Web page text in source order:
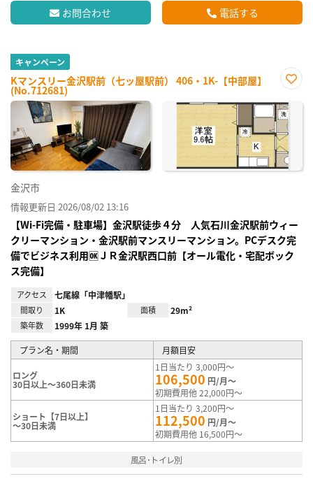
お問合わせ 電話する
キャンペーン
Kマンスリー金沢駅前（七ッ屋駅前） 406・1K-【中部屋】
(No.712681)
に入
り登
録
金沢市
情報更新日 2026/08/02 13:16
【Wi-Fi完備・駐車場】金沢駅徒歩４分 人気石川金沢駅前ウィー
クリーマンション・金沢駅前マンスリーマンション。PCデスク完
備でビジネス利用🆗ＪＲ金沢駅西口前【オール電化・宅配ボック
ス完備】
アクセス 七尾線「中津幡駅」
間取り 1K 面積 29m²
築年数 1999年 1月 築
プラン名・期間 月額目安
ロング
30日以上～360日未満
1日当たり 3,000円～
106,500 円/月～
初期費用他 22,000円～
ショート【7日以上】
～30日未満
1日当たり 3,200円～
112,500 円/月～
初期費用他 16,500円～
風呂･トイレ別